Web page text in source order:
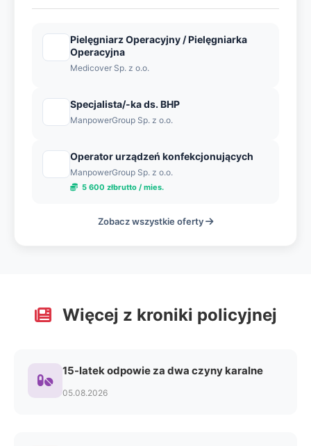
Pielęgniarz Operacyjny / Pielęgniarka
Operacyjna
Medicover Sp. z o.o.
Specjalista/-ka ds. BHP
ManpowerGroup Sp. z o.o.
Operator urządzeń konfekcjonujących
ManpowerGroup Sp. z o.o.
5 600 złbrutto / mies.
Zobacz wszystkie oferty
Więcej z kroniki policyjnej
15-latek odpowie za dwa czyny karalne
05.08.2026